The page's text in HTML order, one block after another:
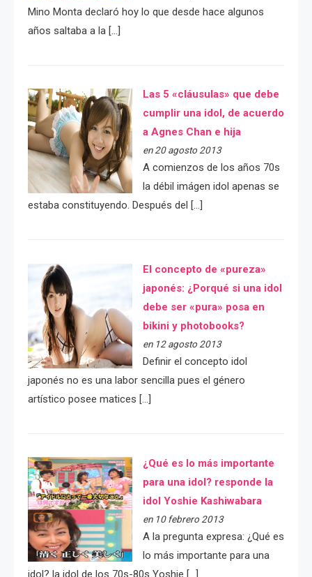
Mino Monta declaró hoy lo que desde hace algunos
años saltaba a la […]
Las 5 «cláusulas» que debe
cumplir una idol, de acuerdo
a Agnes Chan e hija
en 20 agosto 2013
A comienzos de los años 70s
la débil imágen idol apenas se
estaba constituyendo. Después del […]
El concepto de «pureza»
japonés: ¿Porqué si una idol
debe ser «pura» posa en
bikini y photobooks?
en 12 agosto 2013
Definir el concepto idol
japonés no es una labor sencilla pues el género
artístico posee matices […]
¿Qué es lo más importante
para una idol? responde la
idol Yoshie Kashiwabara
en 10 febrero 2013
A la pregunta expresa: ¿Qué es
lo más importante para una
idol? la idol de los 70s-80s Yoshie […]